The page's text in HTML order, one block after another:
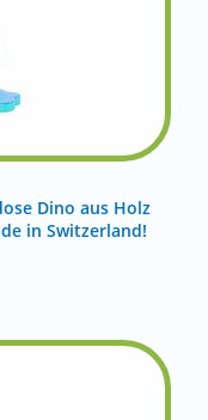
Dino aus Holz
in Switzerland!